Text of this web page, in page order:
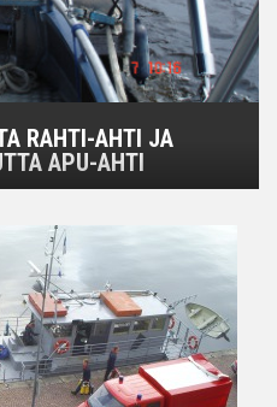
RAHTI-AHTI JA
APU-AHTI